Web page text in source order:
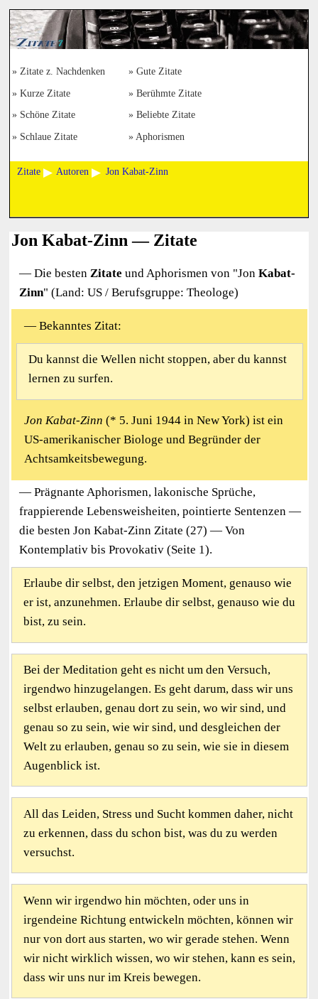
Zitate z. Nachdenken Gute Zitate
Kurze Zitate Berühmte Zitate
Schöne Zitate Beliebte Zitate
Schlaue Zitate Aphorismen
Zitate Autoren Jon Kabat-Zinn
Jon Kabat-Zinn — Zitate
— Die besten Zitate und Aphorismen von "Jon Kabat-
Zinn" (Land: US / Berufsgruppe: Theologe)
— Bekanntes Zitat:
Du kannst die Wellen nicht stoppen, aber du kannst
lernen zu surfen.
Jon Kabat-Zinn (* 5. Juni 1944 in New York) ist ein
US-amerikanischer Biologe und Begründer der
Achtsamkeitsbewegung.
— Prägnante Aphorismen, lakonische Sprüche,
frappierende Lebensweisheiten, pointierte Sentenzen —
die besten Jon Kabat-Zinn Zitate (27) — Von
Kontemplativ bis Provokativ (Seite 1).
Erlaube dir selbst, den jetzigen Moment, genauso wie
er ist, anzunehmen. Erlaube dir selbst, genauso wie du
bist, zu sein.
Bei der Meditation geht es nicht um den Versuch,
irgendwo hinzugelangen. Es geht darum, dass wir uns
selbst erlauben, genau dort zu sein, wo wir sind, und
genau so zu sein, wie wir sind, und desgleichen der
Welt zu erlauben, genau so zu sein, wie sie in diesem
Augenblick ist.
All das Leiden, Stress und Sucht kommen daher, nicht
zu erkennen, dass du schon bist, was du zu werden
versuchst.
Wenn wir irgendwo hin möchten, oder uns in
irgendeine Richtung entwickeln möchten, können wir
nur von dort aus starten, wo wir gerade stehen. Wenn
wir nicht wirklich wissen, wo wir stehen, kann es sein,
dass wir uns nur im Kreis bewegen.